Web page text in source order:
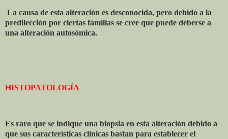
La causa de esta alteración es desconocida, pero debido a la
predilección por ciertas familias se cree que puede deberse a
una alteración autosómica.
HISTOPATOLOGÍA
Es raro que se indique una biopsia en esta alteración debido a
que sus características clínicas bastan para establecer el